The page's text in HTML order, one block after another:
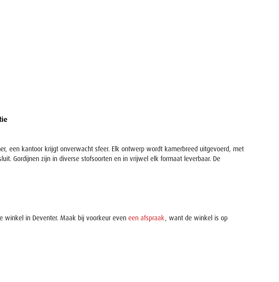
een kantoor krijgt onverwacht sfeer. Elk ontwerp wordt kamerbreed uitgevoerd, met
Gordijnen zijn in diverse stofsoorten en in vrijwel elk formaat leverbaar. De
winkel in Deventer. Maak bij voorkeur even een afspraak, want de winkel is op